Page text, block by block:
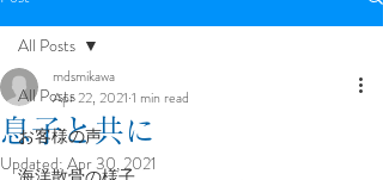
All Posts
お客様の声
All Posts
息子と共に
mdsmikawa
Apr 22, 2021 1 min read
Updated:Apr 30, 2021